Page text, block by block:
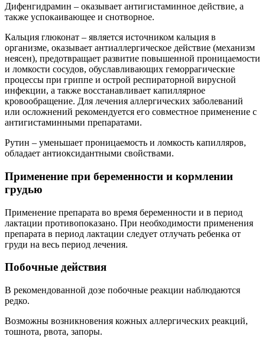
Дифенгидрамин – оказывает антигистаминное действие, а
также успокаивающее и снотворное.
Кальция глюконат – является источником кальция в
организме, оказывает антиаллергическое действие (механизм
неясен), предотвращает развитие повышенной проницаемости
и ломкости сосудов, обуславливающих геморрагические
процессы при гриппе и острой респираторной вирусной
инфекции, а также восстанавливает капиллярное
кровообращение. Для лечения аллергических заболеваний
или осложнений рекомендуется его совместное применение с
антигистаминными препаратами.
Рутин – уменьшает проницаемость и ломкость капилляров,
обладает антиоксидантными свойствами.
Применение при беременности и кормлении
грудью
Применение препарата во время беременности и в период
лактации противопоказано. При необходимости применения
препарата в период лактации следует отлучать ребенка от
груди на весь период лечения.
Побочные действия
В рекомендованной дозе побочные реакции наблюдаются
редко.
Возможны возникновения кожных аллергических реакций,
тошнота, рвота, запоры.